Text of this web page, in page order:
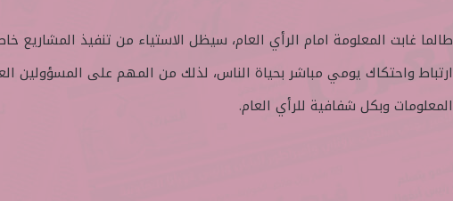
طالما غابت المعلومة امام الرأي العام، سيظل الاستياء من تنفيذ المشاريع
ارتباط واحتكاك يومي مباشر بحياة الناس، لذلك من المهم على المسؤولين
المعلومات وبكل شفافية للرأي العام.